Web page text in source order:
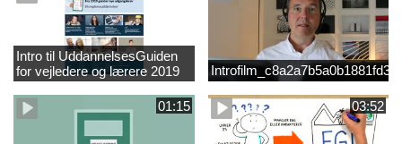
Intro til UddannelsesGuiden
for vejledere og lærere 2019
01:15 03:52